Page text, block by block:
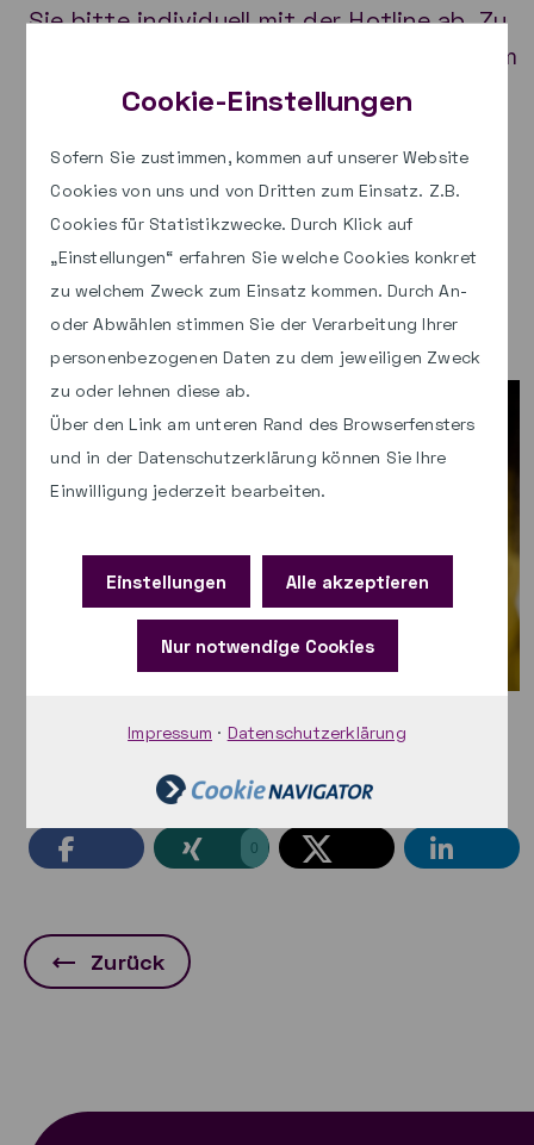
Cookie-Einstellungen
Sofern Sie zustimmen, kommen auf unserer Website
Cookies von uns und von Dritten zum Einsatz. Z.B.
Cookies für Statistikzwecke. Durch Klick auf
„Einstellungen“ erfahren Sie welche Cookies konkret
zu welchem Zweck zum Einsatz kommen. Durch An-
oder Abwählen stimmen Sie der Verarbeitung Ihrer
personenbezogenen Daten zu dem jeweiligen Zweck
zu oder lehnen diese ab.
Über den Link am unteren Rand des Browserfensters
und in der Datenschutzerklärung können Sie Ihre
Einwilligung jederzeit bearbeiten.
Einstellungen Alle akzeptieren
Nur notwendige Cookies
Impressum · Datenschutzerklärung
Sie bitte individuell mit der Hotline ab. Zu
diesem Termin wird sich das Support-Team
via Fernzugriff auf Ihr System zuschalten
und die aktualisierten Benutzerdaten
einspielen.
Kontakt zur Hotline:
E-Mail:Hotline „paed.ML® für
Grundschulen“
Telefon: 0711 4909-6387
Wavebreakmedia via GettyImages
0
Zurück